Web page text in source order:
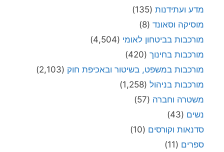
מדע ועתידנות (135)
מוסיקה וסאונד (8)
מורכבות בביטחון לאומי (4,504)
מורכבות בחינוך (420)
מורכבות במשפט, בשיטור ובאכיפת חוק (2,103)
מורכבות בניהול (1,258)
משטרה וחברה (57)
נשים (43)
סדנאות וקורסים (10)
ספרים (11)